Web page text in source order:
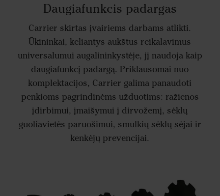
Daugiafunkcis padargas
Carrier skirtas įvairiems darbams atlikti.
Ūkininkai, keliantys aukštus reikalavimus
universalumui augalininkystėje, jį naudoja kaip
daugiafunkcį padargą. Priklausomai nuo
komplektacijos, Carrier galima panaudoti
penkioms pagrindinėms užduotims: ražienos
įdirbimui, įmaišymui į dirvožemį, sėklų
guoliavietės paruošimui, smulkių sėklų sėjai ir
kenkėjų prevencijai.